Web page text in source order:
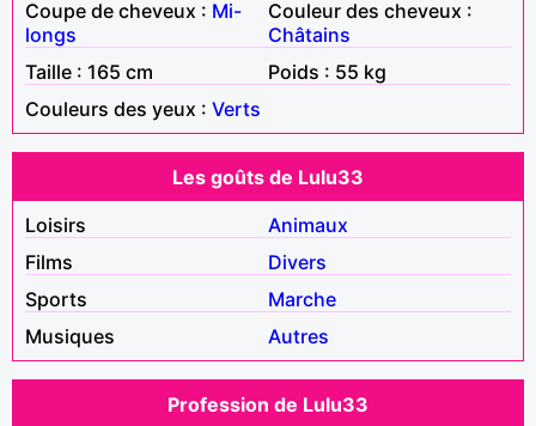
Coupe de cheveux : Mi-
longs
Couleur des cheveux :
Châtains
Taille : 165 cm
Poids : 55 kg
Couleurs des yeux : Verts
Les goûts de Lulu33
Loisirs
Animaux
Films
Divers
Sports
Marche
Musiques
Autres
Profession de Lulu33